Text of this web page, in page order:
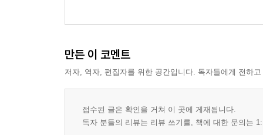
만든 이 코멘트
저자, 역자, 편집자를 위한 공간입니다. 독자들에게 전하
접수된 글은 확인을 거쳐 이 곳에 게재됩니다.
독자 분들의 리뷰는 리뷰 쓰기를, 책에 대한 문의는